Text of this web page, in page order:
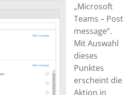
„Microsoft
Teams – Post
message“.
Mit Auswahl
dieses
Punktes
erscheint die
Aktion in